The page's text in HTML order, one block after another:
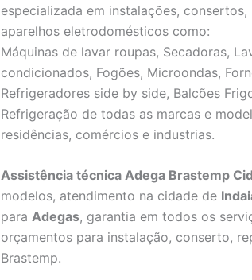
especializada em instalações,
aparelhos eletrodomésticos como:
Máquinas de lavar roupas, Secadoras,
condicionados, Fogões, Microondas,
Refrigeradores side by side, Balcões
Refrigeração de todas as marcas e
residências, comércios e industrias.
Assistência técnica Adega Brastemp
modelos, atendimento na cidade de
para Adegas, garantia em todos os
orçamentos para instalação, conserto,
Brastemp.